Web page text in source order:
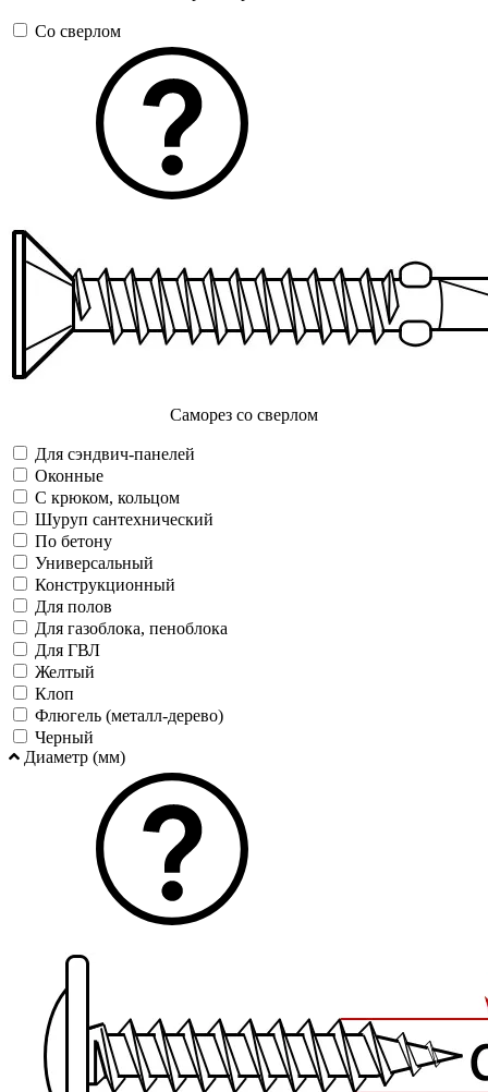
Со сверлом
Саморез со сверлом
Для сэндвич-панелей
Оконные
С крюком, кольцом
Шуруп сантехнический
По бетону
Универсальный
Конструкционный
Для полов
Для газоблока, пеноблока
Для ГВЛ
Желтый
Клоп
Флюгель (металл-дерево)
Черный
Диаметр (мм)